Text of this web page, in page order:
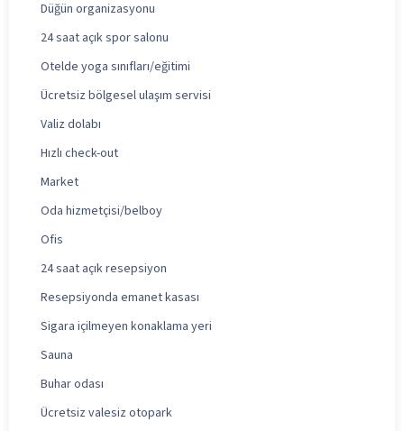
Düğün organizasyonu
24 saat açık spor salonu
Otelde yoga sınıfları/eğitimi
Ücretsiz bölgesel ulaşım servisi
Valiz dolabı
Hızlı check-out
Market
Oda hizmetçisi/belboy
Ofis
24 saat açık resepsiyon
Resepsiyonda emanet kasası
Sigara içilmeyen konaklama yeri
Sauna
Buhar odası
Ücretsiz valesiz otopark